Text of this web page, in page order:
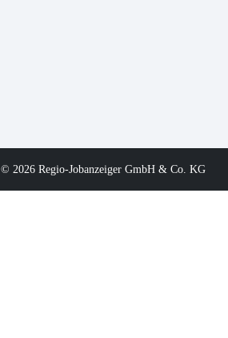
© 2026 Regio-Jobanzeiger GmbH & Co. KG